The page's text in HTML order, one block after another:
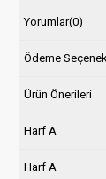
Yorumlar(0)
Ödeme
Ürün Önerileri
Harf A
Harf A